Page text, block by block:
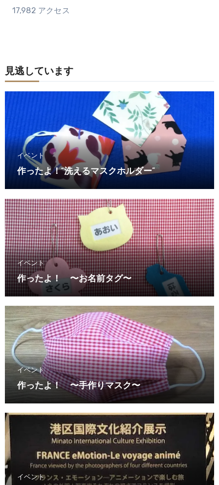
17,982 アクセス
見逃しています
イベント
作ったよ！“洗えるマスクホルダー”
イベント
作ったよ！ 〜お名前タグ〜
イベント
作ったよ！ 〜手作りマスク〜
イベント